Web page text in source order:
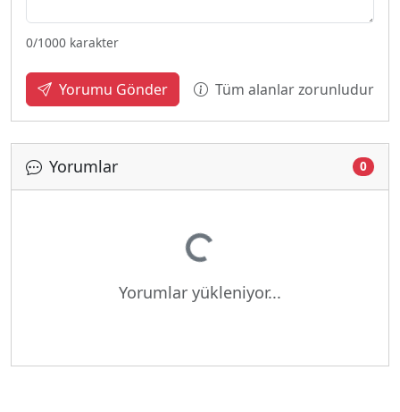
0/1000 karakter
Yorumu Gönder Tüm alanlar zorunludur
Yorumlar 0
Yükleniyor...
Yorumlar yükleniyor...